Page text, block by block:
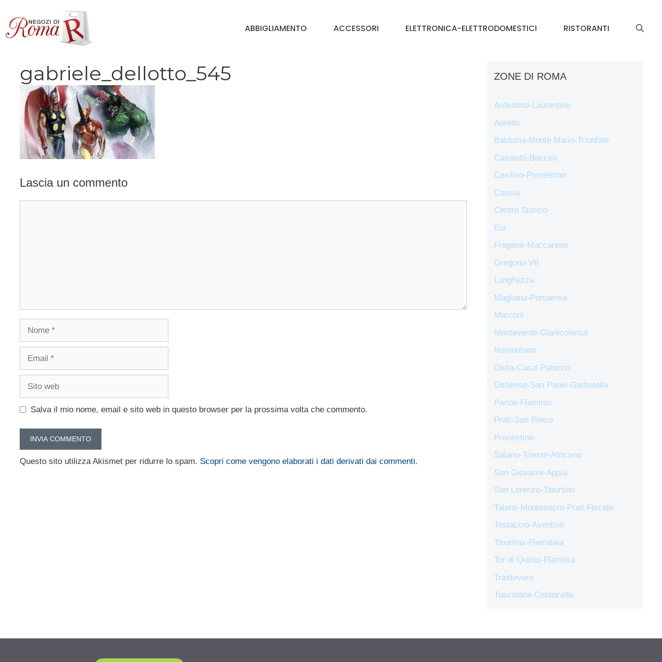
contenuto
ABBIGLIAMENTO ACCESSORI ELETTRONICA-ELETTRODOMESTICI RISTORANTI
gabriele_dellotto_545
Lascia un commento
Nome
Email
Sito
Salva il mio nome, email e sito web in questo browser per la prossima volta che commento.
Questo sito utilizza Akismet per ridurre lo spam. Scopri come vengono elaborati i dati derivati dai commenti.
ZONE DI ROMA
Ardeatino-Laurentino
Aurelio
Balduina-Monte Mario-Trionfale
Casalotti-Boccea
Casilino-Prenestino
Cassia
Centro Storico
Eur
Fregene-Maccarese
Gregorio VII
Lunghezza
Magliana-Portuense
Marconi
Monteverde-Gianicolense
Nomentano
Ostia-Casal Palocco
Ostiense-San Paolo-Garbatella
Parioli-Flaminio
Prati-San Pietro
Prenestino
Salario-Trieste-Africano
San Giovanni-Appia
San Lorenzo-Tiburtino
Talenti-Montesacro-Prati Fiscale
Testaccio-Aventino
Tiburtina-Pietralata
Tor di Quinto-Flaminia
Trastevere
Tuscolana-Centocelle